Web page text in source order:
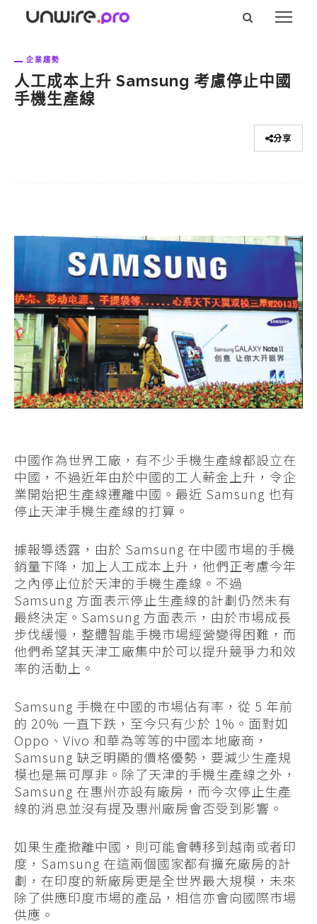
企業趨勢
人工成本上升 Samsung 考慮停止中國
手機生產線
分享
中國作為世界工廠，有不少手機生產線都設立在
中國，不過近年由於中國的工人薪金上升，令企
業開始把生產線遷離中國。最近 Samsung 也有
停止天津手機生產線的打算。
據報導透露，由於 Samsung 在中國市場的手機
銷量下降，加上人工成本上升，他們正考慮今年
之內停止位於天津的手機生產線。不過
Samsung 方面表示停止生產線的計劃仍然未有
最終決定。Samsung 方面表示，由於市場成長
步伐緩慢，整體智能手機市場經營變得困難，而
他們希望其天津工廠集中於可以提升競爭力和效
率的活動上。
Samsung 手機在中國的市場佔有率，從 5 年前
的 20% 一直下跌，至今只有少於 1%。面對如
Oppo、Vivo 和華為等等的中國本地廠商，
Samsung 缺乏明顯的價格優勢，要減少生產規
模也是無可厚非。除了天津的手機生產線之外，
Samsung 在惠州亦設有廠房，而今次停止生產
線的消息並沒有提及惠州廠房會否受到影響。
如果生產撤離中國，則可能會轉移到越南或者印
度，Samsung 在這兩個國家都有擴充廠房的計
劃，在印度的新廠房更是全世界最大規模，未來
除了供應印度市場的產品，相信亦會向國際市場
供應。